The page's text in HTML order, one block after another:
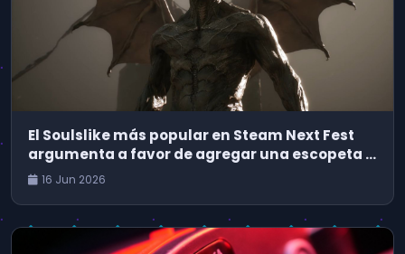
El Soulslike más popular en Steam Next Fest
argumenta a favor de agregar una escopeta a
Dark Souls
16 Jun 2026